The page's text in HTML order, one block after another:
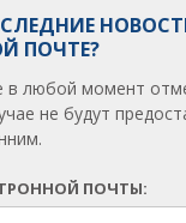
ПОЧТЕ?
в любой момент
не будут
ПОЧТЫ: